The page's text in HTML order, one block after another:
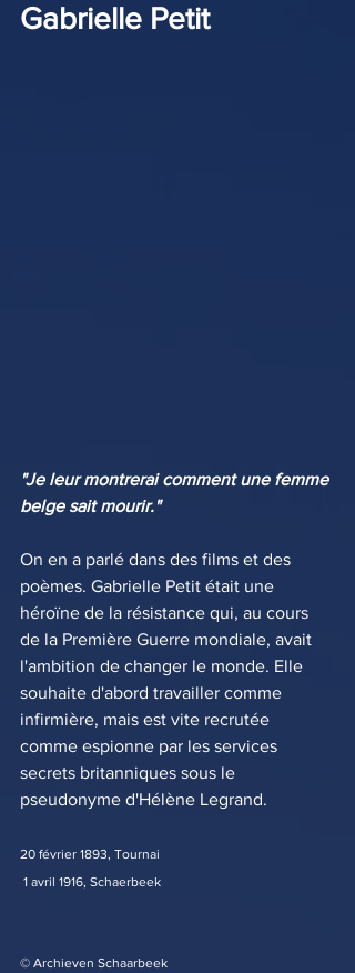
Gabrielle Petit
"Je leur montrerai comment une femme
belge sait mourir."
On en a parlé dans des films et des
poèmes. Gabrielle Petit était une
héroïne de la résistance qui, au cours
de la Première Guerre mondiale, avait
l'ambition de changer le monde. Elle
souhaite d'abord travailler comme
infirmière, mais est vite recrutée
comme espionne par les services
secrets britanniques sous le
pseudonyme d'Hélène Legrand.
20 février 1893, Tournai
1 avril 1916, Schaerbeek
© Archieven Schaarbeek